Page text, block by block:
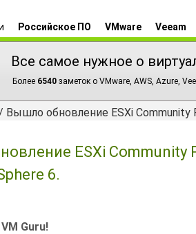
Российское ПО VMware Veeam
Все самое нужное о
Более 6540 заметок о VMware, AWS, Azure,
Вышло обновление ESXi Community
ESXi Community
6.
Guru!